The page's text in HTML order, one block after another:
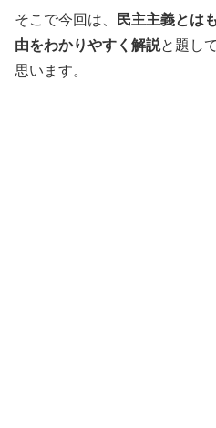
そこで今回は、
民主主義とは
由をわかりやすく解説と題し
思います。